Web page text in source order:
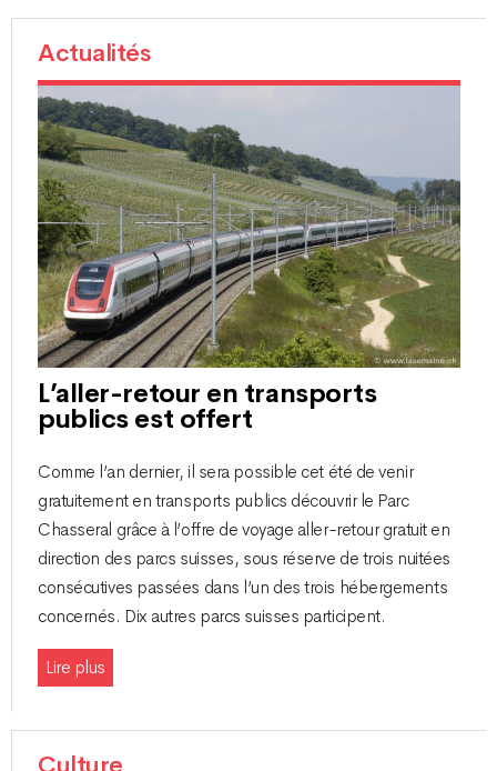
Actualités
L’aller-retour en transports
publics est offert
Comme l’an dernier, il sera possible cet été de venir
gratuitement en transports publics découvrir le Parc
Chasseral grâce à l’offre de voyage aller-retour gratuit en
direction des parcs suisses, sous réserve de trois nuitées
consécutives passées dans l’un des trois hébergements
concernés. Dix autres parcs suisses participent.
Lire plus